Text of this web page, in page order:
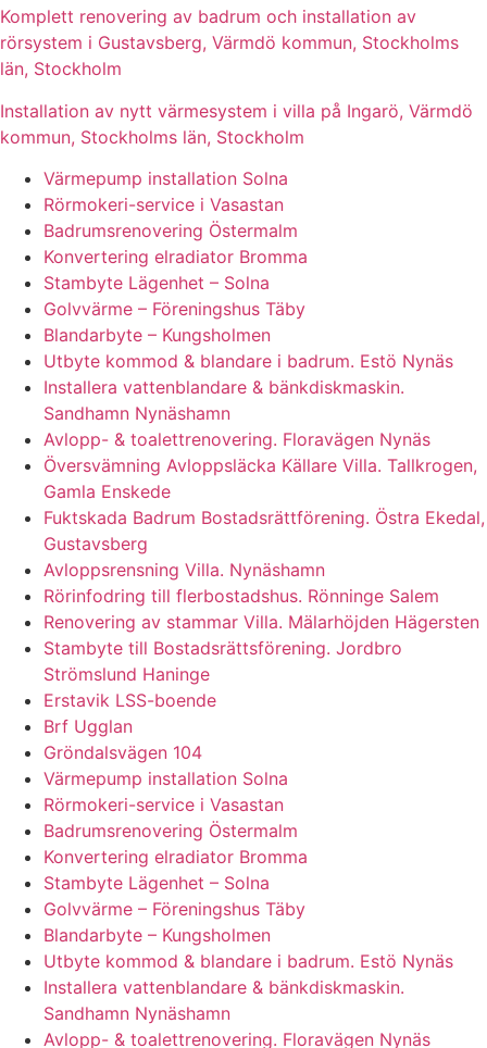
Komplett renovering av badrum och installation av
rörsystem i Gustavsberg, Värmdö kommun, Stockholms
län, Stockholm
Installation av nytt värmesystem i villa på Ingarö, Värmdö
kommun, Stockholms län, Stockholm
Värmepump installation Solna
Rörmokeri-service i Vasastan
Badrumsrenovering Östermalm
Konvertering elradiator Bromma
Stambyte Lägenhet – Solna
Golvvärme – Föreningshus Täby
Blandarbyte – Kungsholmen
Utbyte kommod & blandare i badrum. Estö Nynäs
Installera vattenblandare & bänkdiskmaskin.
Sandhamn Nynäshamn
Avlopp- & toalettrenovering. Floravägen Nynäs
Översvämning Avloppsläcka Källare Villa. Tallkrogen,
Gamla Enskede
Fuktskada Badrum Bostadsrättförening. Östra Ekedal,
Gustavsberg
Avloppsrensning Villa. Nynäshamn
Rörinfodring till flerbostadshus. Rönninge Salem
Renovering av stammar Villa. Mälarhöjden Hägersten
Stambyte till Bostadsrättsförening. Jordbro
Strömslund Haninge
Erstavik LSS-boende
Brf Ugglan
Gröndalsvägen 104
Värmepump installation Solna
Rörmokeri-service i Vasastan
Badrumsrenovering Östermalm
Konvertering elradiator Bromma
Stambyte Lägenhet – Solna
Golvvärme – Föreningshus Täby
Blandarbyte – Kungsholmen
Utbyte kommod & blandare i badrum. Estö Nynäs
Installera vattenblandare & bänkdiskmaskin.
Sandhamn Nynäshamn
Avlopp- & toalettrenovering. Floravägen Nynäs